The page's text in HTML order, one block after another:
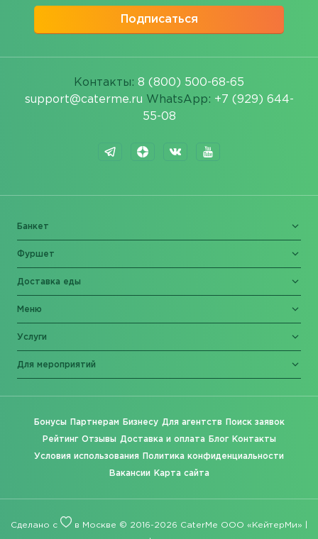
Подписаться
Контакты: 8 (800) 500-68-65
support@caterme.ru WhatsApp: +7 (929) 644-
55-08
Банкет
Фуршет
Доставка еды
Меню
Услуги
Для мероприятий
Бонусы Партнерам Бизнесу Для агентств Поиск заявок
Рейтинг Отзывы Доставка и оплата Блог Контакты
Условия использования Политика конфиденциальности
Вакансии Карта сайта
Сделано с в Москве © 2016-2026 CaterMe ООО «КейтерМи» |